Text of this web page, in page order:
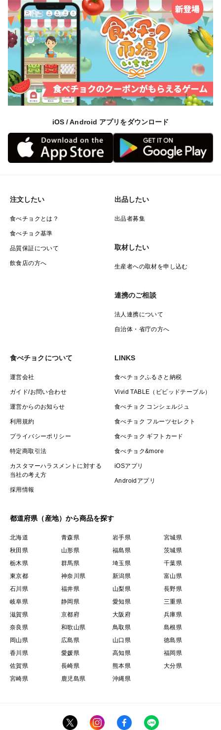
iOS / Android アプリをダウンロード
注文したい
食べチョクとは？
食べチョク基準
品質保証について
飲食店の方へ
出品したい
出品者募集
取材したい
生産者への取材を申し込む
連携のご相談
法人連携について
自治体・省庁の方へ
食べチョクについて
運営会社
ガイド/お問い合わせ
運営からのお知らせ
利用規約
プライバシーポリシー
特定商取引法
カスタマーハラスメントに対する
当社の考え方
採用情報
LINKS
食べチョクふるさと納税
Vivid TABLE（ビビッドテーブル）
食べチョク コンシェルジュ
食べチョク フルーツセレクト
食べチョク ギフトカード
食べチョク&more
iOSアプリ
Androidアプリ
都道府県（産地）から商品を探す
北海道 青森県 岩手県
宮城県
秋田県
山形県 福島県
茨城県
栃木県
群馬県 埼玉県
千葉県
東京都
神奈川県 新潟県
富山県
石川県
福井県 山梨県
長野県
岐阜県
静岡県 愛知県
三重県
滋賀県
京都府 大阪府
兵庫県
奈良県
和歌山県 鳥取県
島根県
岡山県
広島県 山口県
徳島県
香川県
愛媛県 高知県
福岡県
佐賀県
長崎県 熊本県
大分県
宮崎県
鹿児島県 沖縄県